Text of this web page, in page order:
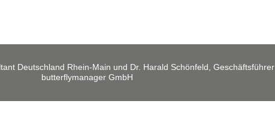
Deutschland Rhein-Main und Dr. Harald Schönfeld, Geschäftsführer
butterflymanager GmbH